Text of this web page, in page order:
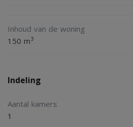
Inhoud van de woning
150 m3
Indeling
Aantal kamers
1